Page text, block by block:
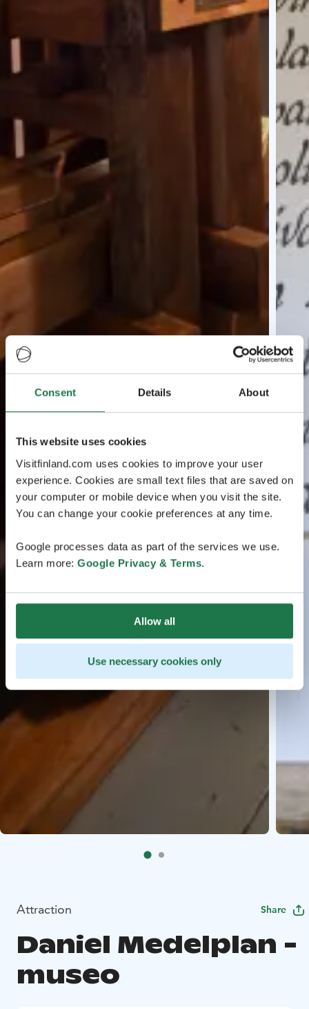
Consent Details About
This website uses cookies
Visitfinland.com uses cookies to improve your user
experience. Cookies are small text files that are saved on
your computer or mobile device when you visit the site.
You can change your cookie preferences at any time.
Google processes data as part of the services we use.
Learn more: Google Privacy & Terms.
Allow all
Use necessary cookies only
Attraction Share
Daniel Medelplan -
museo